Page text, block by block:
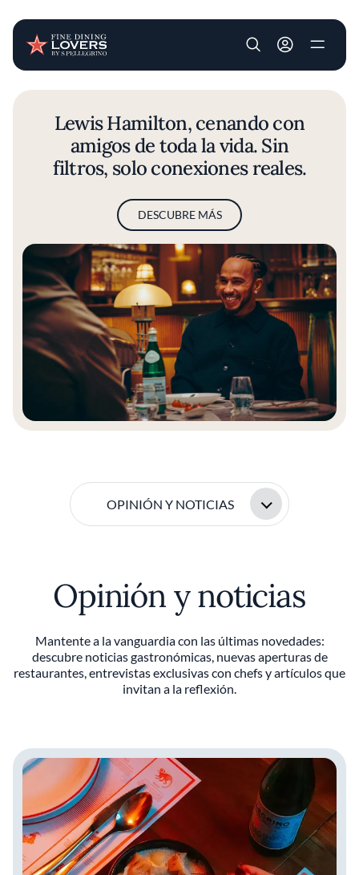
User account
Lewis Hamilton, cenando con
amigos de toda la vida. Sin
filtros, solo conexiones reales.
DESCUBRE MÁS
OPINIÓN Y NOTICIAS
Opinión y noticias
Mantente a la vanguardia con las últimas novedades:
descubre noticias gastronómicas, nuevas aperturas de
restaurantes, entrevistas exclusivas con chefs y artículos que
invitan a la reflexión.